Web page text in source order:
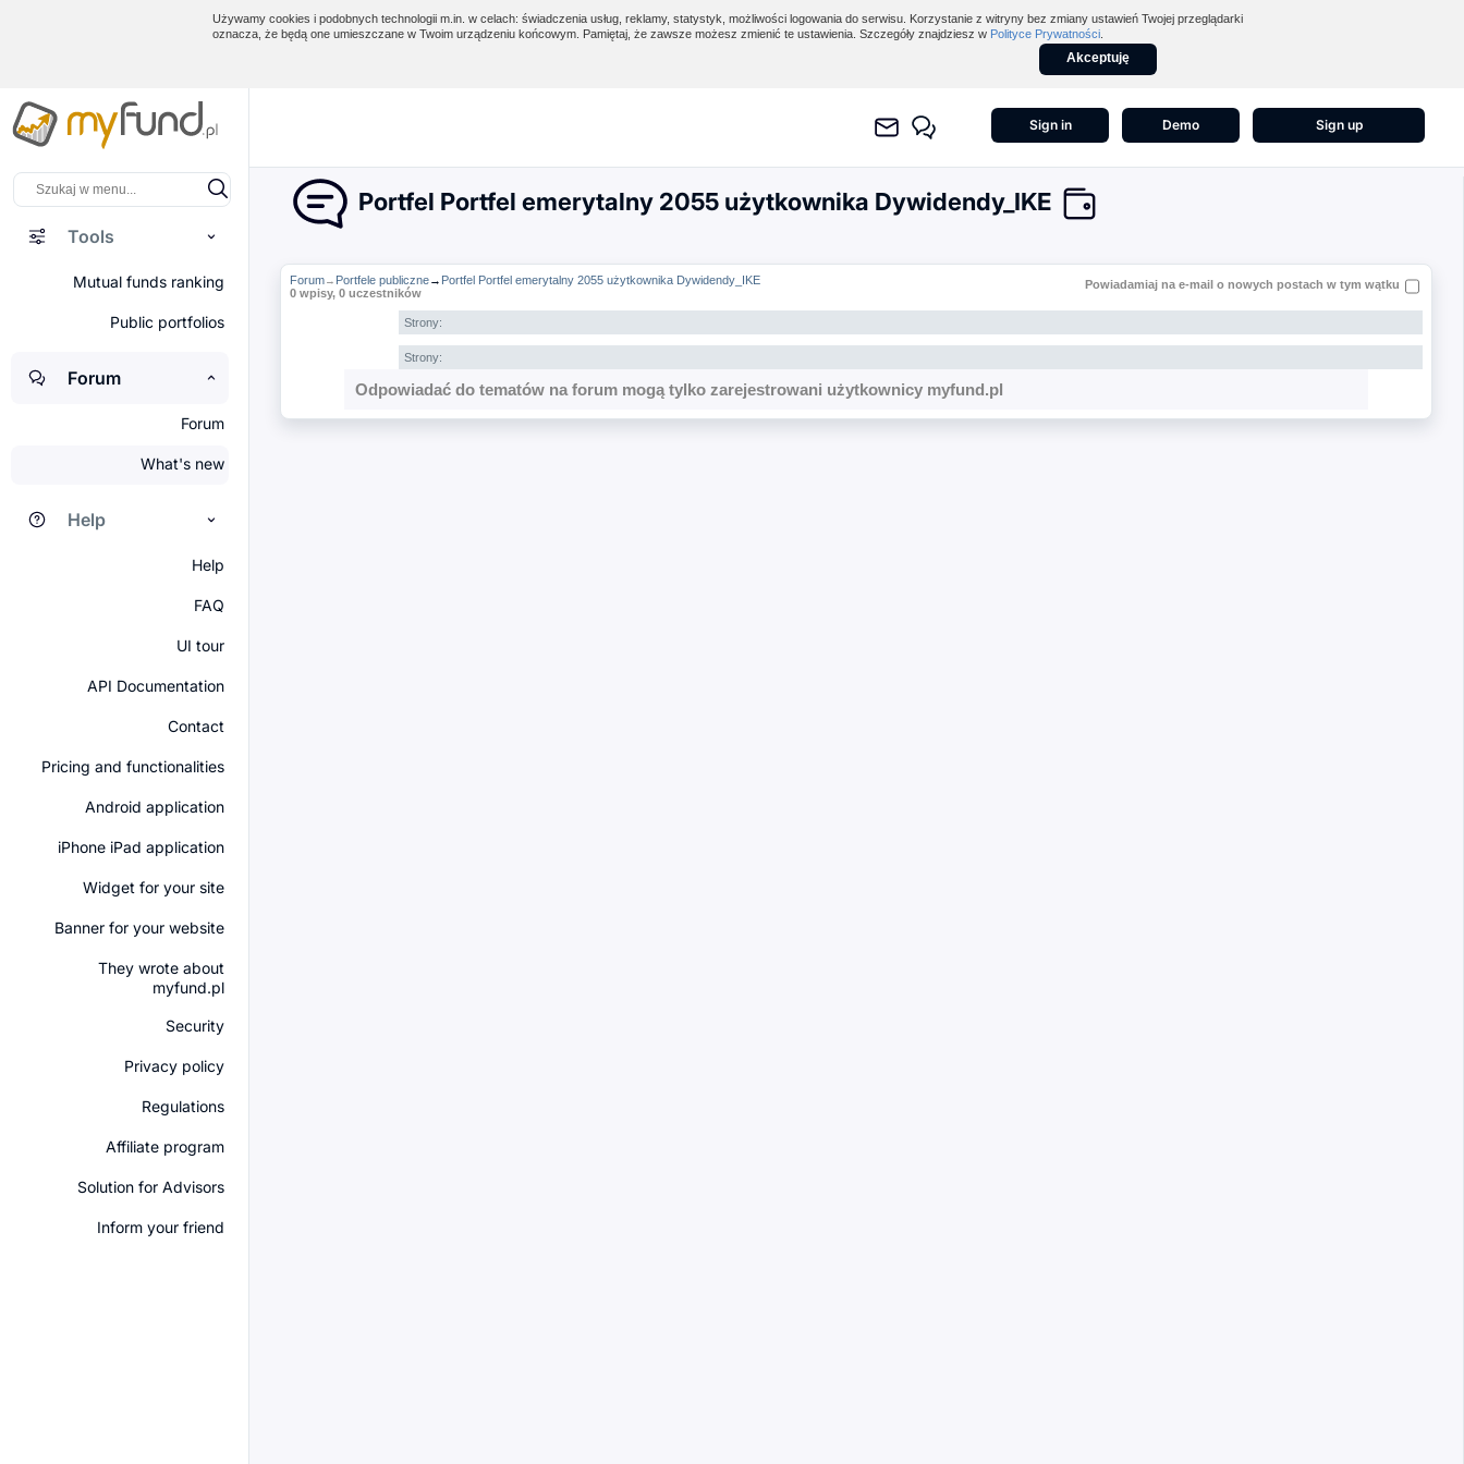
Używamy cookies i podobnych technologii m.in. w celach: świadczenia usług, reklamy, statystyk, możliwości logowania do serwisu. Korzystanie z witryny bez zmiany ustawień Twojej przeglądarki
oznacza, że będą one umieszczane w Twoim urządzeniu końcowym. Pamiętaj, że zawsze możesz zmienić te ustawienia. Szczegóły znajdziesz w Polityce Prywatności
Akceptuję
Tools
Mutual funds ranking
Public portfolios
Forum
Forum
What's new
Help
Help
FAQ
UI tour
API Documentation
Contact
Pricing and functionalities
Android application
iPhone iPad application
Widget for your site
Banner for your website
They wrote about
myfund.pl
Security
Privacy policy
Regulations
Affiliate program
Solution for Advisors
Inform your friend
Sign in Demo Sign up
Portfel Portfel emerytalny 2055 użytkownika Dywidendy_IKE
Forum→ Portfele publiczne→ Portfel Portfel emerytalny 2055 użytkownika Dywidendy_IKE
0 wpisy, 0 uczestników
Powiadamiaj na e-mail o nowych postach w tym wątku
Strony:
Strony:
Odpowiadać do tematów na forum mogą tylko zarejestrowani użytkownicy myfund.pl